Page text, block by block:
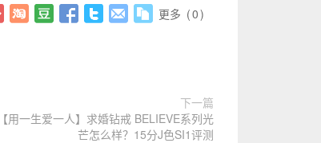
更多 (0)
下一篇
用一生爱一人】求婚钻戒 BELIEVE系列光
芒怎么样？15分J色SI1评测